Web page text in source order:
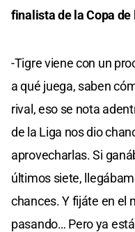
finalista de la Copa de
-Tigre viene con un
a qué juega, saben
rival, eso se nota
de la Liga nos dio
aprovecharlas. Si
últimos siete,
chances. Y fijáte en el
pasando… Pero ya